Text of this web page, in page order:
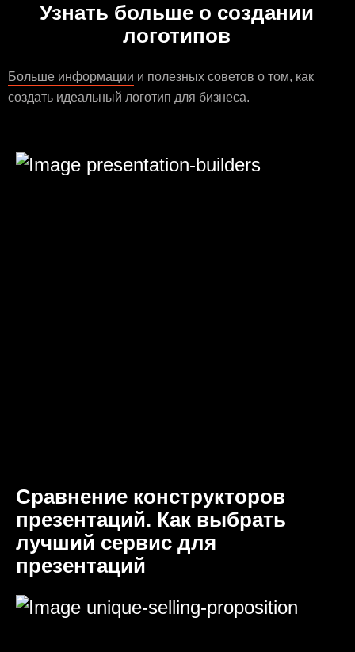
Узнать больше о создании
логотипов
Больше информации и полезных советов о том, как
создать идеальный логотип для бизнеса.
Сравнение конструкторов
презентаций. Как выбрать
лучший сервис для
презентаций